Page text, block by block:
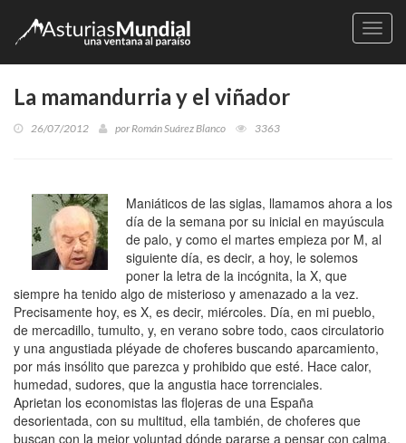
La mamandurria y el viñador
26/07/2012 porRomán Suárez Blanco 3363
Maniáticos de las siglas, llamamos ahora a los
día de la semana por su inicial en mayúscula
de palo, y como el martes empieza por M, al
siguiente día, es decir, a hoy, le solemos
poner la letra de la incógnita, la X, que
siempre ha tenido algo de misterioso y amenazado a la vez.
Precisamente hoy, es X, es decir, miércoles. Día, en mi pueblo,
de mercadillo, tumulto, y, en verano sobre todo, caos circulatorio
y una angustiada pléyade de choferes buscando aparcamiento,
por más insólito que parezca y prohibido que esté. Hace calor,
humedad, sudores, que la angustia hace torrenciales.
Aprietan los economistas las flojeras de una España
desorientada, con su multitud, ella también, de choferes que
buscan con la mejor voluntad dónde pararse a pensar con calma,